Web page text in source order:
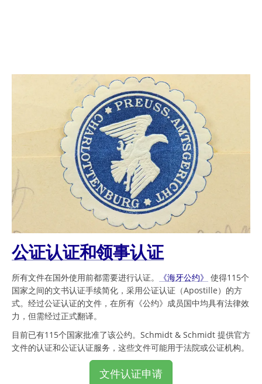
公证认证和领事认证
所有文件在国外使用前都需要进行认证。 《海牙公约》
使得115个
国家之间的文书认证手续简化，采用公证认证（Apostille）的方
式。经过公证认证的文件，在所有《公约》成员国中均具有法律效
力，但需经过正式翻译。
目前已有115个国家批准了该公约。Schmidt & Schmidt 提供官方
文件的认证和公证认证服务，这些文件可能用于法院或公证机构。
文件认证申请